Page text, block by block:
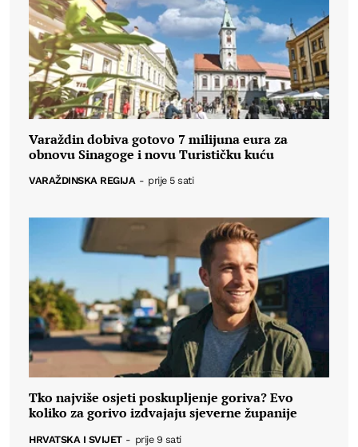
Varaždin dobiva gotovo 7 milijuna eura za
obnovu Sinagoge i novu Turističku kuću
VARAŽDINSKA REGIJA - prije 5 sati
Tko najviše osjeti poskupljenje goriva? Evo
koliko za gorivo izdvajaju sjeverne županije
HRVATSKA I SVIJET - prije 9 sati